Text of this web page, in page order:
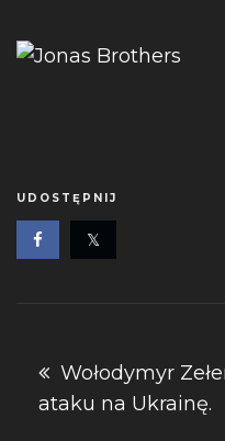
UDOSTĘPNIJ
Nawigacja
wpisu
Wołodymyr
ataku na Ukrainę.